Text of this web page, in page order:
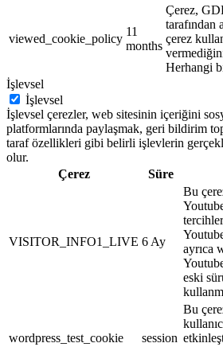
viewed_cookie_policy
11
months
Çerez,
tarafından
çerez
Herhangi
İşlevsel
İşlevsel
İşlevsel çerezler, web sitesinin içeriğini
platformlarında paylaşmak, geri bildirim
taraf özellikleri gibi belirli işlevlerin
olur.
Çerez
Süre
VISITOR_INFO1_LIVE 6 Ay
Bu
ayrıca
eski
wordpress_test_cookie session
Bu